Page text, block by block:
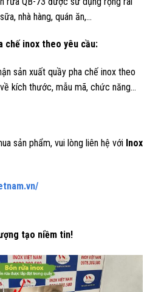
nhà hàng, quán ăn,…
chế inox theo yêu cầu:
sản xuất quầy pha chế inox theo
kích thước, mẫu mã, chức năng…
sản phẩm, vui lòng liên hệ với Inox
tạo niềm tin!